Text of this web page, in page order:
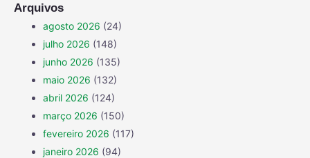
Arquivos
agosto 2026 (24)
julho 2026 (148)
junho 2026 (135)
maio 2026 (132)
abril 2026 (124)
março 2026 (150)
fevereiro 2026 (117)
janeiro 2026 (94)